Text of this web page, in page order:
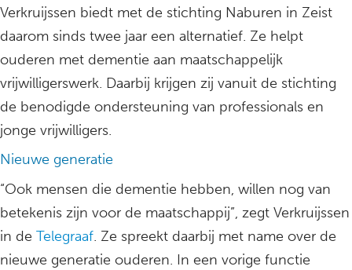
Verkruijssen biedt met de stichting Naburen in Zeist
daarom sinds twee jaar een alternatief. Ze helpt
ouderen met dementie aan maatschappelijk
vrijwilligerswerk. Daarbij krijgen zij vanuit de stichting
de benodigde ondersteuning van professionals en
jonge vrijwilligers.
Nieuwe generatie
“Ook mensen die dementie hebben, willen nog van
betekenis zijn voor de maatschappij”, zegt Verkruijssen
in de Telegraaf. Ze spreekt daarbij met name over de
nieuwe generatie ouderen. In een vorige functie